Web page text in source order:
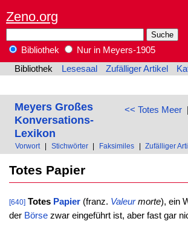
Zeno.org
Bibliothek
Nur in Meyers-1905
Bibliothek
Lesesaal Zufälliger Artikel
<< Totes Meer|
Meyers Großes
Konversations-
Lexikon
Vorwort Stichwörter Faksimiles Zufälliger
Totes Papier
[640] Totes Papier(franz. Valeurmorte), ein
der Börsezwar eingeführt ist, aber fast gar